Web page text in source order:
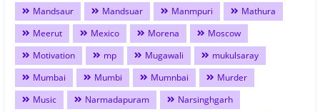
Mandsaur Mandsuar Manmpuri
Mathura
Meerut
Mexico Morena
Moscow
Motivation
mp Mugawali
mukulsaray
Mumbai
Mumbi Mumnbai
Murder
Music
Narmadapuram
Narsinghgarh